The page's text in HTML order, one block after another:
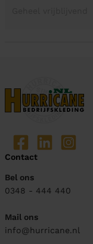
Contact
Bel ons
0348 - 444 440
Mail ons
info@hurricane.nl